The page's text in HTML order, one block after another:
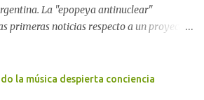
La "epopeya antinuclear"
primeras noticias respecto a un proyecto
al respecto. En este artículo, la
la música despierta conciencia